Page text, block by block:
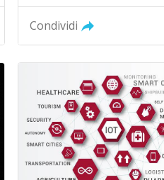
Condividi